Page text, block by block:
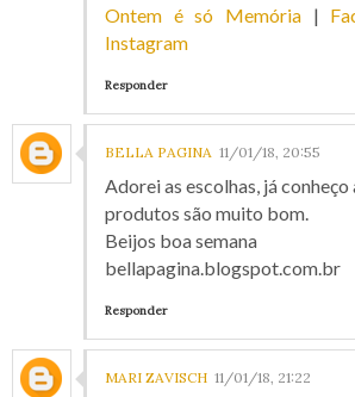
Ontem é só Memória |
Instagram
Responder
BELLA PAGINA 11/01/18, 20:55
Adorei as escolhas, já conheço
produtos são muito bom.
Beijos boa semana
bellapagina.blogspot.com.br
Responder
MARI ZAVISCH 11/01/18, 21:22